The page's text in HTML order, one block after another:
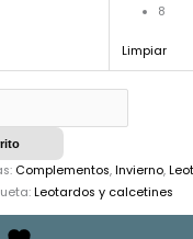
8
Limpiar
Complementos, Invierno,
Leotardos y calcetines